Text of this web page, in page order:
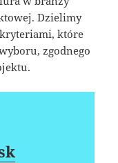
Dzielimy
które
zgodnego